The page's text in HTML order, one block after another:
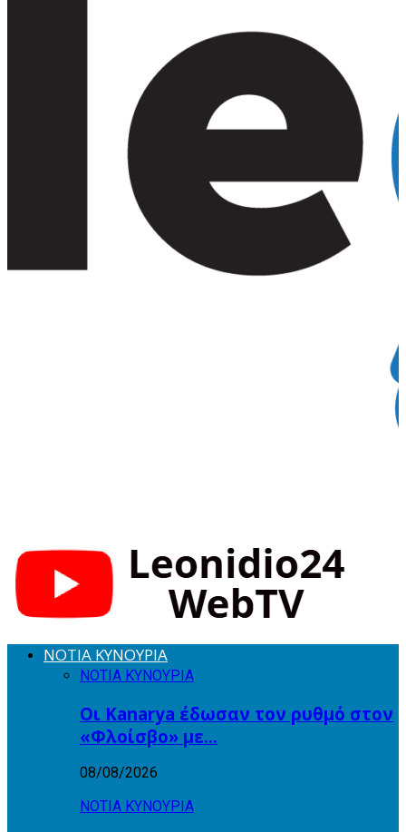
ΝΟΤΙΑ ΚΥΝΟΥΡΙΑ
ΝΟΤΙΑ ΚΥΝΟΥΡΙΑ
Οι Kanarya έδωσαν τον ρυθμό στον
«Φλοίσβο» με…
08/08/2026
ΝΟΤΙΑ ΚΥΝΟΥΡΙΑ